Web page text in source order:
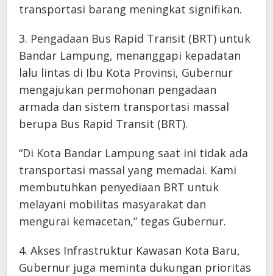
transportasi barang meningkat signifikan.
3. Pengadaan Bus Rapid Transit (BRT) untuk
Bandar Lampung, menanggapi kepadatan
lalu lintas di Ibu Kota Provinsi, Gubernur
mengajukan permohonan pengadaan
armada dan sistem transportasi massal
berupa Bus Rapid Transit (BRT).
“Di Kota Bandar Lampung saat ini tidak ada
transportasi massal yang memadai. Kami
membutuhkan penyediaan BRT untuk
melayani mobilitas masyarakat dan
mengurai kemacetan,” tegas Gubernur.
​4. Akses Infrastruktur Kawasan Kota Baru,
Gubernur juga meminta dukungan prioritas